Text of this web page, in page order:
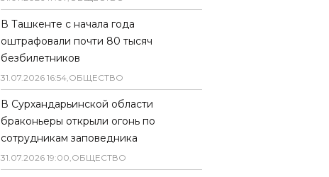
В Ташкенте с начала года
оштрафовали почти 80 тысяч
безбилетников
31.07.2026 16:54,ОБЩЕСТВО
В Сурхандарьинской области
браконьеры открыли огонь по
сотрудникам заповедника
31.07.2026 19:00,ОБЩЕСТВО